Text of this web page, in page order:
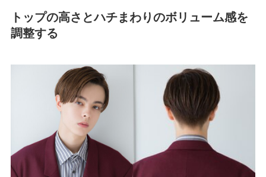
トップの高さとハチまわりのボリューム感を
調整する